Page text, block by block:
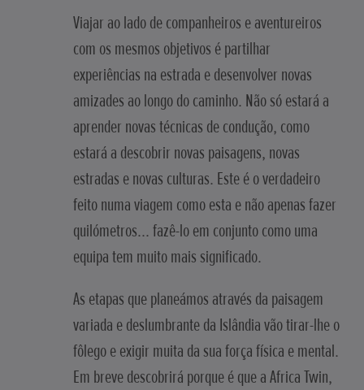
Viajar ao lado de companheiros e aventureiros
com os mesmos objetivos é partilhar
experiências na estrada e desenvolver novas
amizades ao longo do caminho. Não só estará a
aprender novas técnicas de condução, como
estará a descobrir novas paisagens, novas
estradas e novas culturas. Este é o verdadeiro
feito numa viagem como esta e não apenas fazer
quilómetros... fazê-lo em conjunto como uma
equipa tem muito mais significado.
As etapas que planeámos através da paisagem
variada e deslumbrante da Islândia vão tirar-lhe o
fôlego e exigir muita da sua força física e mental.
Em breve descobrirá porque é que a Africa Twin,